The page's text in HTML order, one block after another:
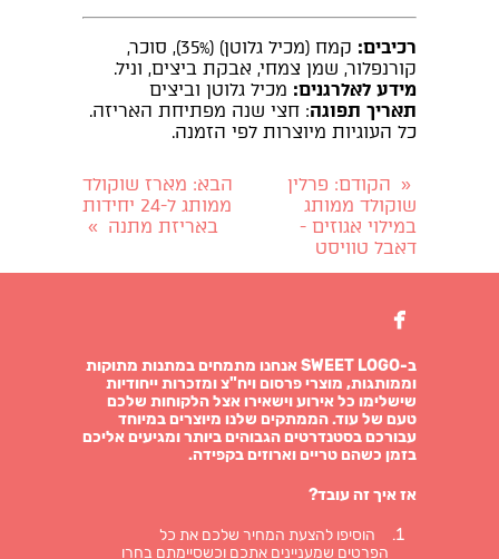
רכיבים:
קמח (מכיל גלוטן) (35%), סוכר,
קורנפלור, שמן צמחי, אבקת ביצים, וניל.
מידע לאלרגנים: מכיל גלוטן וביצים
תאריך תפוגה: חצי שנה מפתיחת האריזה.
כל העוגיות מיוצרות לפי הזמנה.
« הקודם: פרלין
שוקולד ממותג
במילוי אגוזים -
דאבל טוויסט
הבא: מארז שוקולד
ממותג ל-24 יחידות
באריזת מתנה
»

ב-SWEET LOGO אנחנו מתמחים במתנות מתוקות
וממותגות, מוצרי פרסום ויח"צ ומזכרות ייחודיות
שישלימו כל אירוע וישאירו אצל הלקוחות שלכם
טעם של עוד. הממתקים שלנו מיוצרים במיוחד
עבורכם בסטנדרטים הגבוהים ביותר ומגיעים אליכם
בזמן כשהם טריים וארוזים בקפידה.
אז איך זה עובד?
הוסיפו להצעת המחיר שלכם את כל
הפרטים שמעניינים אתכם וכשסיימתם בחרו